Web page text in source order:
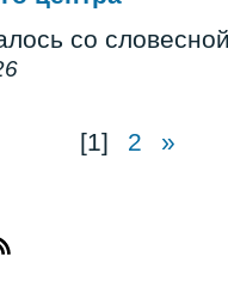
со
[1] 2 »